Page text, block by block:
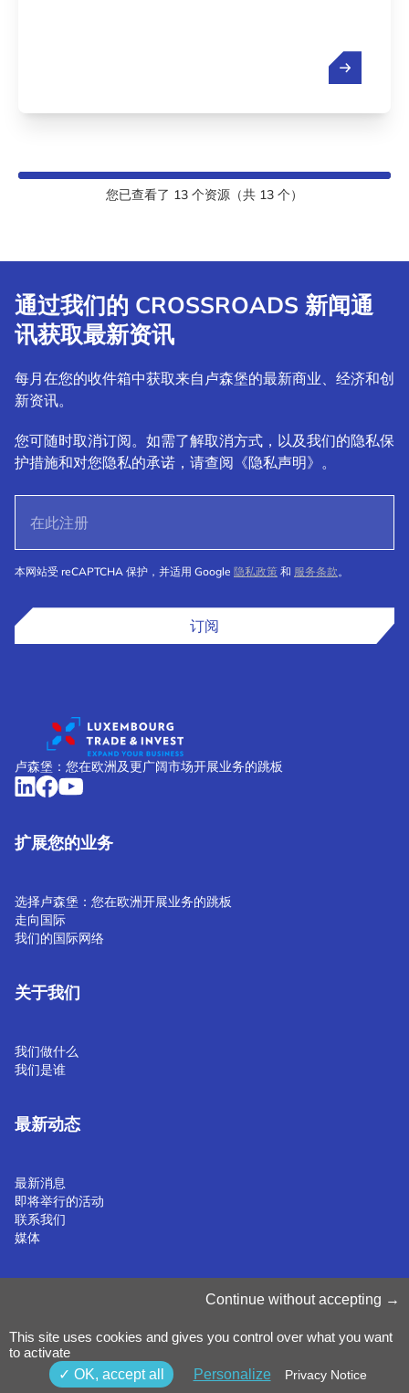
您已查看了 13 个资源（共 13 个）
通过我们的 CROSSROADS 新闻通
讯获取最新资讯
每月在您的收件箱中获取来自卢森堡的最新商业、经济和创
新资讯。
您可随时取消订阅。如需了解取消方式，以及我们的隐私保
护措施和对您隐私的承诺，请查阅《隐私声明》。
本网站受 reCAPTCHA 保护，并适用 Google 隐私政策 和 服务条款。
订阅
卢森堡：您在欧洲及更广阔市场开展业务的跳板
扩展您的业务
选择卢森堡：您在欧洲开展业务的跳板
走向国际
我们的国际网络
关于我们
我们做什么
我们是谁
最新动态
最新消息
即将举行的活动
联系我们
媒体
隐私声明
条款和条件
举报政策
©2025 Luxinnovation GIE
Continue without accepting
This site uses cookies and gives you control over what you want
to activate
OK, accept all
Personalize Privacy Notice